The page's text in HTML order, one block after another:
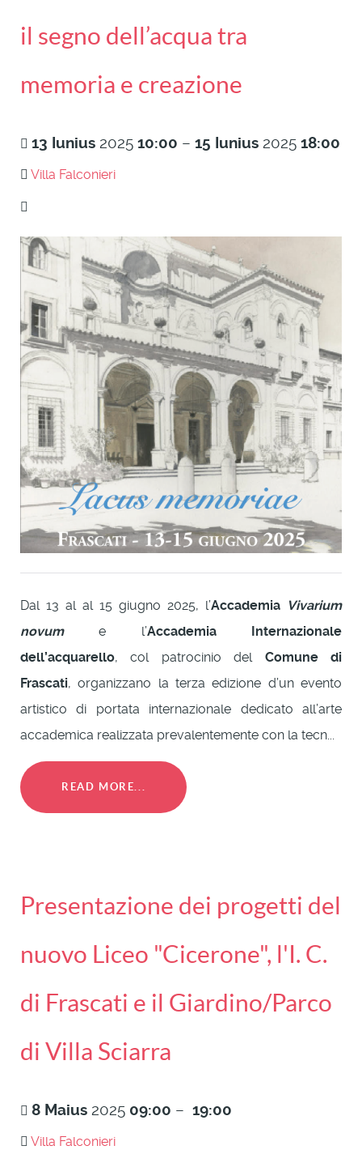
il segno dell’acqua tra
memoria e creazione
13 Iunius 2025 10:00 – 15 Iunius 2025 18:00
Villa Falconieri
Dal 13 al al 15 giugno 2025, l’Accademia Vivarium
novume l’Accademia Internazionale
dell’acquarello, col patrocinio del Comune di
Frascati, organizzano la terza edizione d’un evento
artistico di portata internazionale dedicato all’arte
accademica realizzata prevalentemente con la tecn...
READ MORE...
Presentazione dei progetti del
nuovo Liceo "Cicerone", l'I. C.
di Frascati e il Giardino/Parco
di Villa Sciarra
8 Maius 2025 09:00 – 19:00
Villa Falconieri